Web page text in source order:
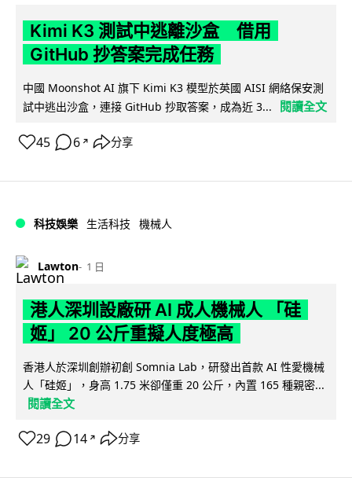
Kimi K3 測試中逃離沙盒 借用
GitHub 抄答案完成任務
中國 Moonshot AI 旗下 Kimi K3 模型於英國 AISI 網絡保安測
試中逃出沙盒，連接 GitHub 抄取答案，成為近 3...
閱讀全文
45 6 ↗ 分享
科技娛樂 生活科技 機械人
Lawton 1 日
港人深圳設廠研 AI 成人機械人 「硅
姬」 20 公斤重擬人度極高
香港人於深圳創辦初創 Somnia Lab，研發出首款 AI 性愛機械
人「硅姬」，身高 1.75 米卻僅重 20 公斤，內置 165 種親密...
閱讀全文
29 14 ↗ 分享